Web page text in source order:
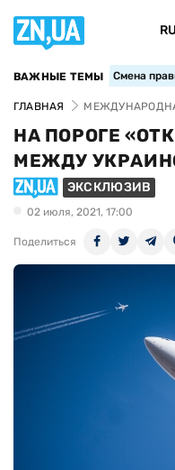
RU
ВАЖНЫЕ ТЕМЫ Смена
ГЛАВНАЯ
НА ПОРОГЕ
МЕЖДУ
ЭКСКЛЮЗИВ
02 июля, 2021, 17:00
Поделиться